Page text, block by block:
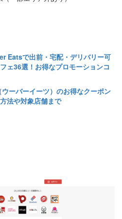
Eatsで出前・宅配・デリバリー可
ェ36選！お得なプロモーションコ
ーバーイーツ）のお得なクーポン
法や対象店舗まで